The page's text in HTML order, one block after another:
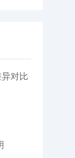
对比